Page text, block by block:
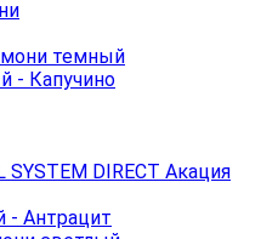
темный
- Капучино
DIRECT Акация
Антрацит